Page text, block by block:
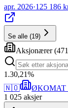
apr. 2026·125 186
Se alle (19)
Aksjonærer(471
1 .30,21%
🇳🇴
ØKOMAT
1 025 aksjer